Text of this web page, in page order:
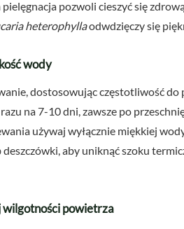
pozwoli cieszyć się
heterophyllaodwdzięczy się
wody
dostosowując częstotliwość
na 7-10 dni, zawsze po
używaj wyłącznie miękkiej
aby uniknąć szoku
powietrza